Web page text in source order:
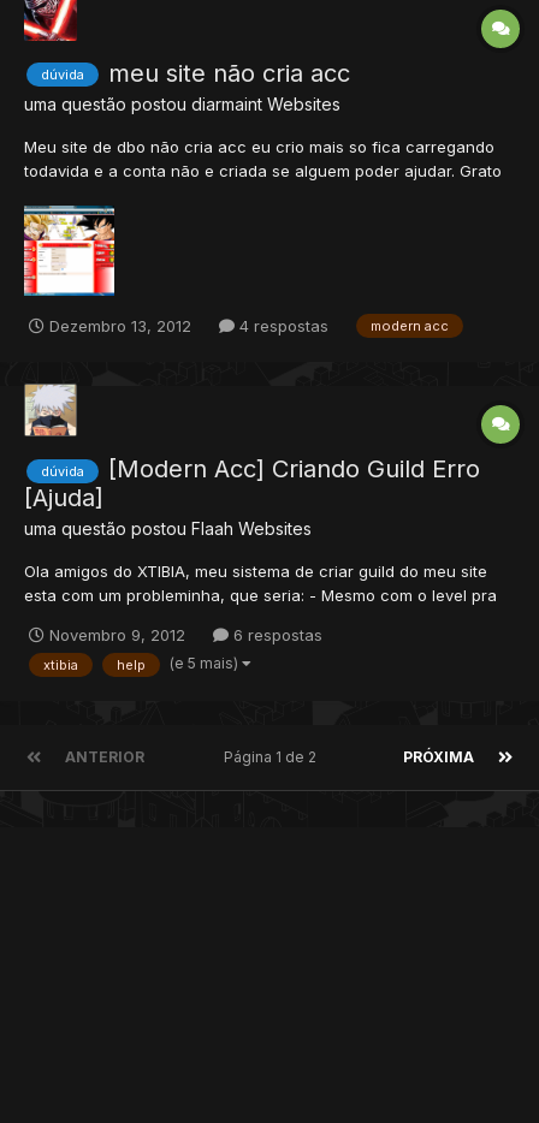
dúvida meu site não cria acc
uma questão postou diarmaint Websites
Meu site de dbo não cria acc eu crio mais so fica carregando
todavida e a conta não e criada se alguem poder ajudar. Grato
Dezembro 13, 2012 4 respostas modern acc
dúvida
[Modern Acc] Criando Guild Erro
[Ajuda]
uma questão postou Flaah Websites
Ola amigos do XTIBIA, meu sistema de criar guild do meu site
esta com um probleminha, que seria: - Mesmo com o level pra
off quando vai cria a guild, mesmo assim, ele n cria.
==============================================...
Novembro 9, 2012 6 respostas
xtibia help (e 5 mais)
ANTERIOR PRÓXIMA
Página 1 de 2